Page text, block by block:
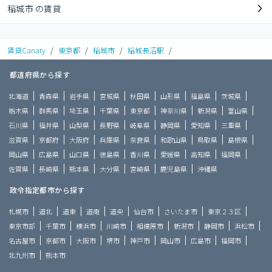
稲城市 の賃貸
賃貸Canary / 東京都 / 稲城市 / 稲城長沼駅 /
都道府県から探す
北海道 青森県 岩手県 宮城県 秋田県 山形県 福島県
茨城県
栃木県
群馬県 埼玉県 千葉県 東京都 神奈川県 新潟県
富山県
石川県
福井県 山梨県 長野県 岐阜県 静岡県 愛知県
三重県
滋賀県
京都府 大阪府 兵庫県 奈良県 和歌山県 鳥取県
島根県
岡山県
広島県 山口県 徳島県 香川県 愛媛県 高知県
福岡県
佐賀県
長崎県 熊本県 大分県 宮崎県 鹿児島県 沖縄県
政令指定都市から探す
札幌市 道北 道東 道南 道央 仙台市 さいたま市
東京２３区
東京市部
千葉市 横浜市 川崎市 相模原市 新潟市 静岡市
浜松市
名古屋市
京都市 大阪市 堺市 神戸市 岡山市 広島市
福岡市
北九州市
熊本市